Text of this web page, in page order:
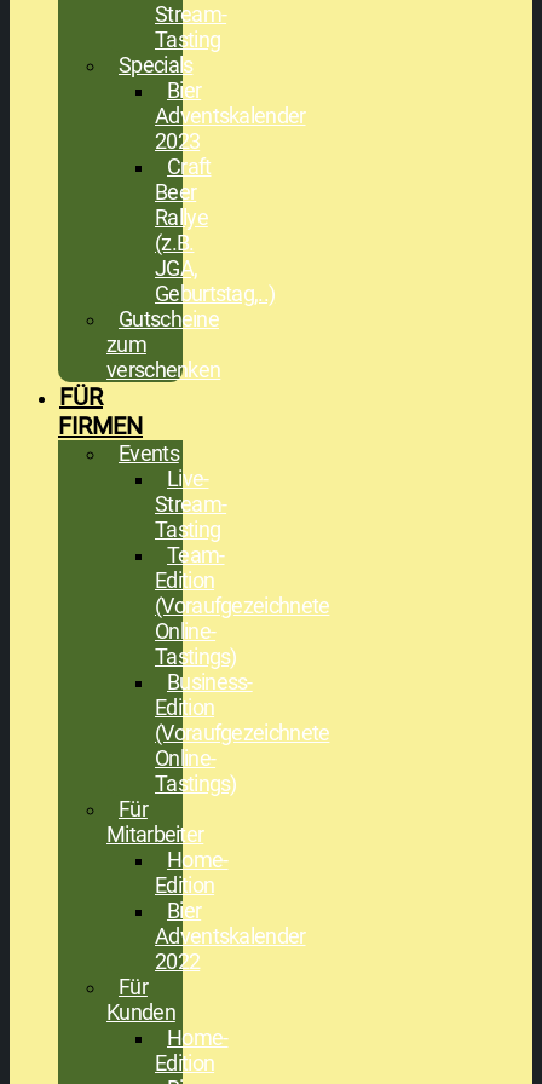
Stream-
Tasting
Specials
Bier
Adventskalender
2023
Craft
Beer
Rallye
(z.B.
JGA,
Geburtstag,..)
Gutscheine
zum
verschenken
FÜR
FIRMEN
Events
Live-
Stream-
Tasting
Team-
Edition
(Voraufgezeichnete
Online-
Tastings)
Business-
Edition
(Voraufgezeichnete
Online-
Tastings)
Für
Mitarbeiter
Home-
Edition
Bier
Adventskalender
2022
Für
Kunden
Home-
Edition